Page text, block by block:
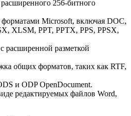
256-битного
форматами Microsoft, включая DOC,
XLSM, PPT, PPTX, PPS, PPSX,
расширенной разметкой
общих форматов, таких как RTF,
и ODP OpenDocument.
редактируемых файлов Word,